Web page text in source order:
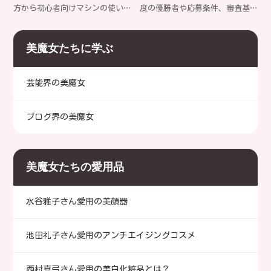
合う製品は見つかるでしょう
紹介します。あなたに最適な治
方から初心者向けマシンの使い
で理想のボディを目指すための
具体的なアプローチを徹底解
度の優勝者や応募条件、審査基
美魔女たちに学ぶ
芸能界の美魔女
ブログ界の美魔女
美魔女たちの愛用品
水谷雅子さん愛用の美顔器
池田礼子さん愛用のアンチエイジングコスメ
西村真弓さん愛用の美白化粧品とは？